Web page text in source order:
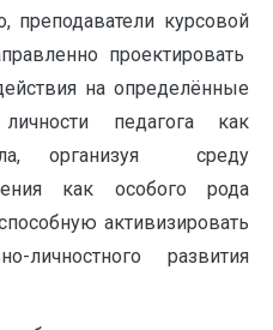
преподаватели курсовой
проектировать
на определённые
педагога как
организуя среду
как особого рода
активизировать
личностного развития